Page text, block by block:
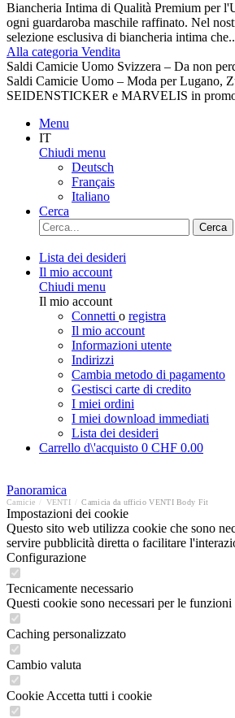
Biancheria Intima di Qualità Premium per
ogni guardaroba maschile raffinato. Nel
selezione esclusiva di biancheria intima
Alla categoria Vendita
Saldi Camicie Uomo Svizzera – Da non
Saldi Camicie Uomo – Moda per Lugano,
SEIDENSTICKER e MARVELIS in
Menu
IT
Chiudi menu
Deutsch
Français
Italiano
Cerca
Cerca
Lista dei desideri
Il mio account
Chiudi menu
Il mio account
Connetti o registra
Il mio account
Informazioni utente
Indirizzi
Cambia metodo di pagamento
Gestisci carte di credito
I miei ordini
I miei download immediati
Lista dei desideri
Carrello d\'acquisto 0 CHF 0.00
Panoramica
Camicie VENTI Camicia da ufficio VENTI Body Fit
Impostazioni dei cookie
Questo sito web utilizza cookie che sono
servire pubblicità diretta o facilitare
Configurazione
Tecnicamente necessario
Questi cookie sono necessari per le
Caching personalizzato
Cambio valuta
Cookie Accetta tutti i cookie